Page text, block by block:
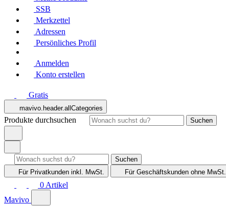
SSB
Merkzettel
Adressen
Persönliches Profil
Anmelden
Konto erstellen
Gratis
mavivo.header.allCategories
Produkte durchsuchen Suchen
Suchen
Für Privatkunden inkl. MwSt. Für Geschäftskunden ohne MwSt.
0 Artikel
Mavivo